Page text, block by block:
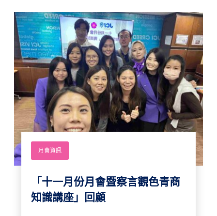
月會資訊
「十一月份月會暨察言觀色青商
知識講座」回顧